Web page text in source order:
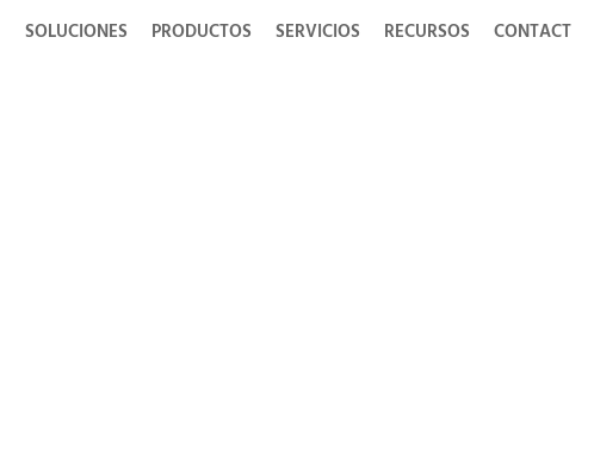
SOLUCIONES PRODUCTOS SERVICIOS RECURSOS CONTACT